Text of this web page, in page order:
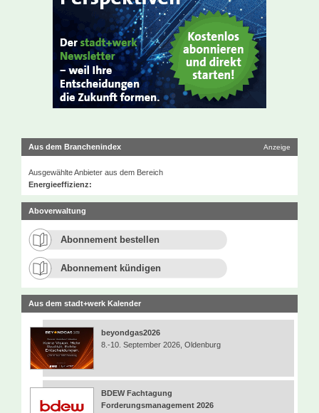
Aus dem Branchenindex Anzeige
Ausgewählte Anbieter aus dem Bereich
Energieeffizienz:
Aboverwaltung
Abonnement bestellen
Abonnement kündigen
Aus dem stadt+werk Kalender
beyondgas2026
8.-10. September 2026, Oldenburg
BDEW Fachtagung
Forderungsmanagement 2026